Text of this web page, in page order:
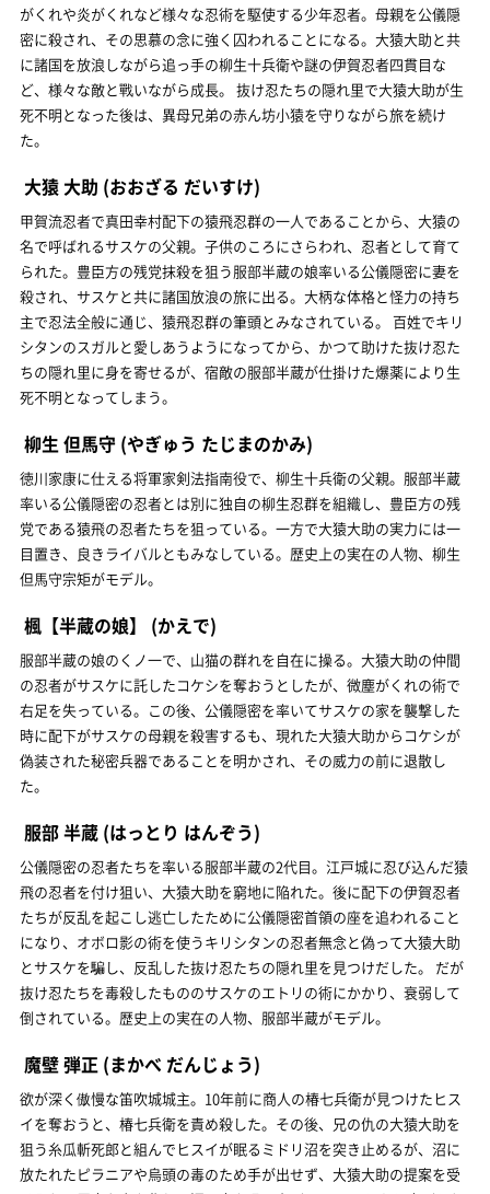
がくれや炎がくれなど様々な忍術を駆使する少年忍者。母親を公儀隠
密に殺され、その思慕の念に強く囚われることになる。大猿大助と共
に諸国を放浪しながら追っ手の柳生十兵衛や謎の伊賀忍者四貫目な
ど、様々な敵と戰いながら成長。 抜け忍たちの隠れ里で大猿大助が生
死不明となった後は、異母兄弟の赤ん坊小猿を守りながら旅を続け
た。
大猿 大助 (おおざる だいすけ)
甲賀流忍者で真田幸村配下の猿飛忍群の一人であることから、大猿の
名で呼ばれるサスケの父親。子供のころにさらわれ、忍者として育て
られた。豊臣方の残党抹殺を狙う服部半蔵の娘率いる公儀隠密に妻を
殺され、サスケと共に諸国放浪の旅に出る。大柄な体格と怪力の持ち
主で忍法全般に通じ、猿飛忍群の筆頭とみなされている。 百姓でキリ
シタンのスガルと愛しあうようになってから、かつて助けた抜け忍た
ちの隠れ里に身を寄せるが、宿敵の服部半蔵が仕掛けた爆薬により生
死不明となってしまう。
柳生 但馬守 (やぎゅう たじまのかみ)
徳川家康に仕える将軍家剣法指南役で、柳生十兵衛の父親。服部半蔵
率いる公儀隠密の忍者とは別に独自の柳生忍群を組織し、豊臣方の残
党である猿飛の忍者たちを狙っている。一方で大猿大助の実力には一
目置き、良きライバルともみなしている。歴史上の実在の人物、柳生
但馬守宗矩がモデル。
楓【半蔵の娘】 (かえで)
服部半蔵の娘のくノ一で、山猫の群れを自在に操る。大猿大助の仲間
の忍者がサスケに託したコケシを奪おうとしたが、微塵がくれの術で
右足を失っている。この後、公儀隠密を率いてサスケの家を襲撃した
時に配下がサスケの母親を殺害するも、現れた大猿大助からコケシが
偽装された秘密兵器であることを明かされ、その威力の前に退散し
た。
服部 半蔵 (はっとり はんぞう)
公儀隠密の忍者たちを率いる服部半蔵の2代目。江戸城に忍び込んだ猿
飛の忍者を付け狙い、大猿大助を窮地に陥れた。後に配下の伊賀忍者
たちが反乱を起こし逃亡したために公儀隠密首領の座を追われること
になり、オボロ影の術を使うキリシタンの忍者無念と偽って大猿大助
とサスケを騙し、反乱した抜け忍たちの隠れ里を見つけだした。 だが
抜け忍たちを毒殺したもののサスケのエトリの術にかかり、衰弱して
倒されている。歴史上の実在の人物、服部半蔵がモデル。
魔壁 弾正 (まかべ だんじょう)
欲が深く傲慢な笛吹城城主。10年前に商人の椿七兵衛が見つけたヒス
イを奪おうと、椿七兵衛を責め殺した。その後、兄の仇の大猿大助を
狙う糸瓜斬死郎と組んでヒスイが眠るミドリ沼を突き止めるが、沼に
放たれたピラニアや烏頭の毒のため手が出せず、大猿大助の提案を受